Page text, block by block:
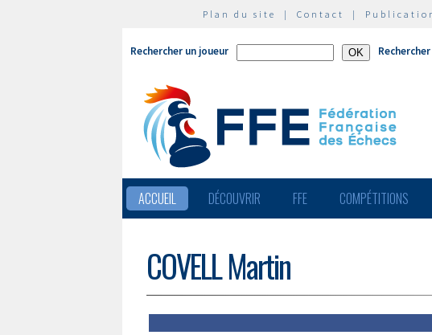
Plan du site | Contact |
Rechercher un joueur
ACCUEIL DÉCOUVRIR FFE COMPÉTITIONS
COVELL Martin